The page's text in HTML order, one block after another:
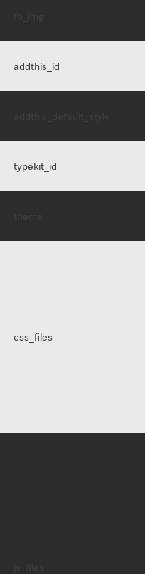
addthis_id
typekit_id
css_files